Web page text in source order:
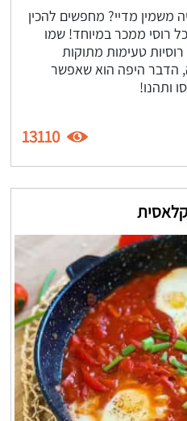
משמין מדיי? מחפשים להכין
רוסי ממכר במיוחד! שמו
רוסיות טעימות מתוקות
הדבר היפה הוא שאפשר
ותהנו!
13110